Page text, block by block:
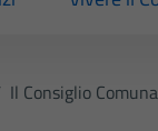
Il Consiglio